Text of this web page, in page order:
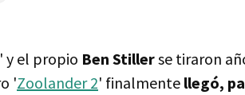
' y el propio Ben Stillerse tiraron
'Zoolander 2' finalmente llegó,